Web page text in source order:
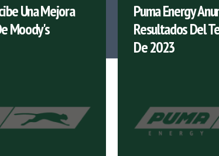
Una Mejora
Moody's
Puma Energy
Resultados Del
De 2023